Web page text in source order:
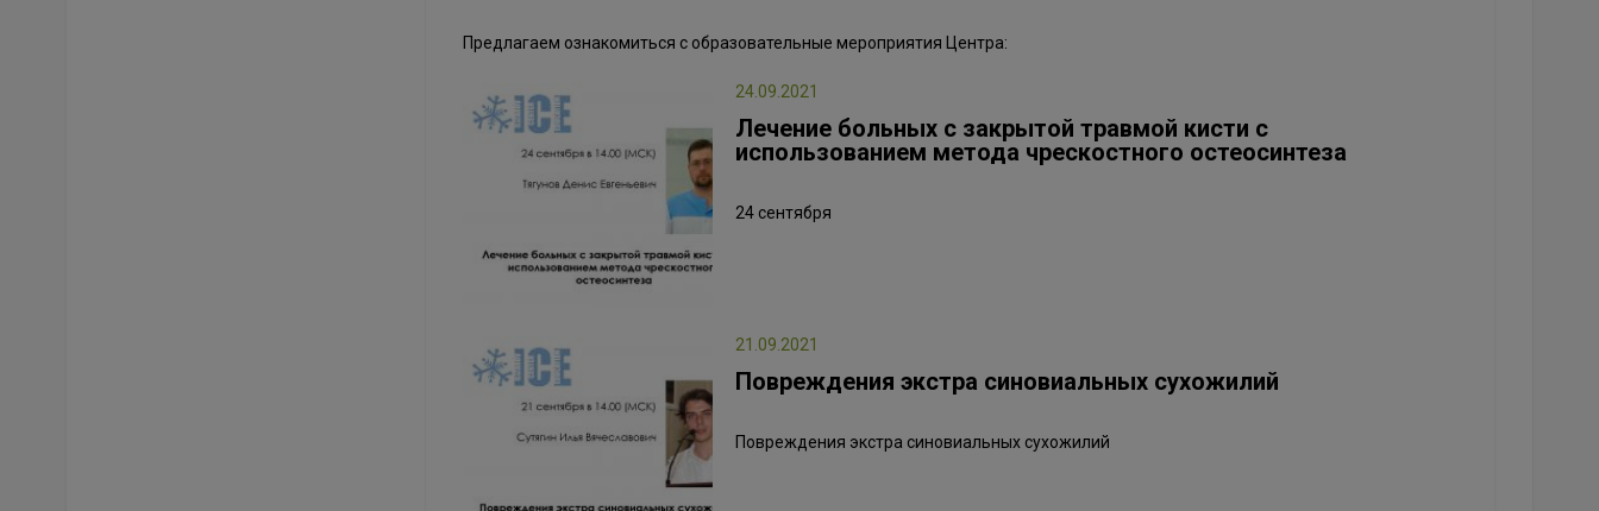
Предлагаем ознакомиться с образовательные мероприятия Центра:
24.09.2021
Лечение больных с закрытой травмой кисти с
использованием метода чрескостного остеосинтеза
24 сентября
21.09.2021
Повреждения экстра синовиальных сухожилий
Повреждения экстра синовиальных сухожилий